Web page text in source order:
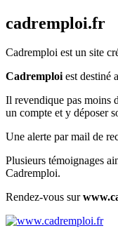
cadremploi.fr
Cadremploi est un site
Cadremploiest destiné
Il revendique pas moins
un compte et y déposer
Une alerte par mail de
Plusieurs témoignages
Cadremploi.
Rendez-vous sur